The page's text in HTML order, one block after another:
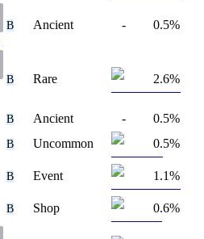
B Ancient - 0.5%
B Rare 2.6%
B Ancient -
0.5%
B Uncommon 0.5%
B Event 1.1%
B Shop 0.6%